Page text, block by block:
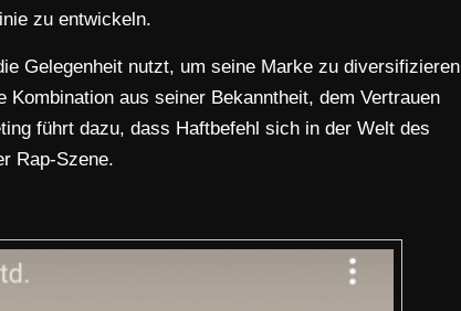
zu entwickeln.
Gelegenheit nutzt, um seine Marke zu diversifizieren
aus seiner Bekanntheit, dem Vertrauen
führt dazu, dass Haftbefehl sich in der Welt des
Rap-Szene.